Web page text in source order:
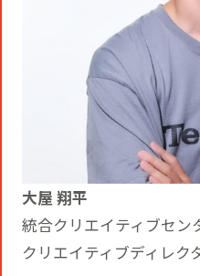
大屋 翔平
統合クリエイティブセン
クリエイティブディレク